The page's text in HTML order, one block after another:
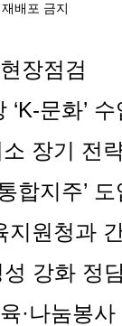
배포 금지
장점검
문화’ 수
장기 전
합지주’ 도
원청과
강화 정
·나눔봉사